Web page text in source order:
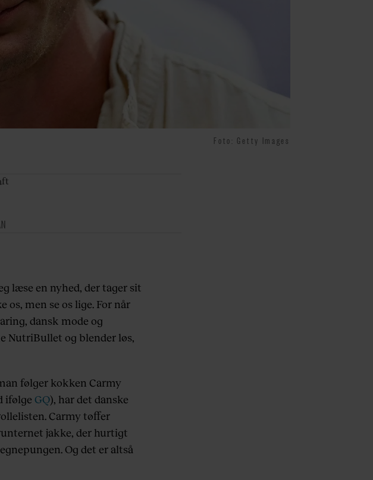
Foto: Getty Images
læse en nyhed, der tager sit
os, men se os lige. For når
dansk mode og
NutriBullet og blender løs,
følger kokken Carmy
ifølge GQ), har det danske
Carmy tøffer
jakke, der hurtigt
Og det er altså